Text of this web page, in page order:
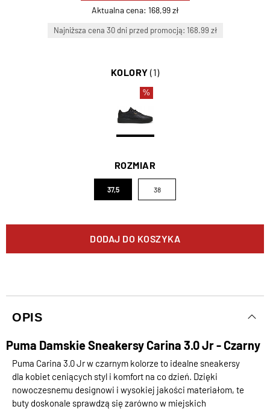
Aktualna cena: 168,99 zł
Najniższa cena 30 dni przed promocją: 168.99 zł
KOLORY (1)
%
ROZMIAR
37,5 38
DODAJ DO KOSZYKA
OPIS
Puma Damskie Sneakersy Carina 3.0 Jr - Czarny
Puma Carina 3.0 Jr w czarnym kolorze to idealne sneakersy
dla kobiet ceniących styl i komfort na co dzień. Dzięki
nowoczesnemu designowi i wysokiej jakości materiałom, te
buty doskonale sprawdzą się zarówno w miejskich